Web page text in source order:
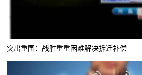
突出重围：战胜重重困难解决拆迁补偿